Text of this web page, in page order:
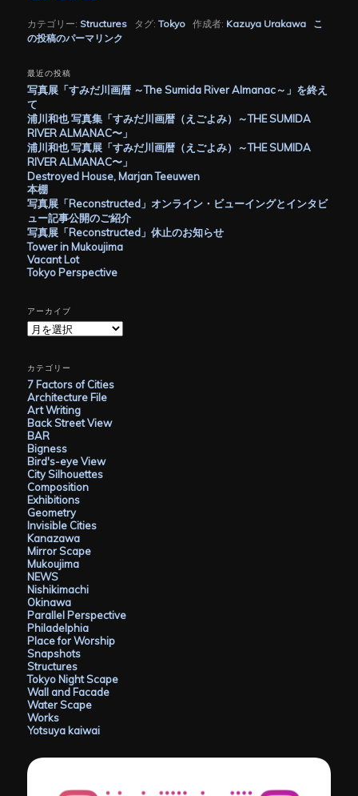
カテゴリー: Structures タグ:Tokyo 作成者: Kazuya Urakawa
こ
の投稿のパーマリンク
最近の投稿
写真展「すみだ川画暦 ～The Sumida River Almanac～」を終え
て
浦川和也 写真集「すみだ川画暦（えごよみ）～THE SUMIDA
RIVER ALMANAC〜」
浦川和也 写真展「すみだ川画暦（えごよみ）～THE SUMIDA
RIVER ALMANAC〜」
Destroyed House, Marjan Teeuwen
本棚
写真展「Reconstructed」オンライン・ビューイングとインタビ
ュー記事公開のご紹介
写真展「Reconstructed」休止のお知らせ
Tower in Mukoujima
Vacant Lot
Tokyo Perspective
アーカイブ
ア
ー
イ
ブ
カテゴリー
7 Factors of Cities
Architecture File
Art Writing
Back Street View
BAR
Bigness
Bird's-eye View
City Silhouettes
Composition
Exhibitions
Geometry
Invisible Cities
Kanazawa
Mirror Scape
Mukoujima
NEWS
Nishikimachi
Okinawa
Parallel Perspective
Philadelphia
Place for Worship
Snapshots
Structures
Tokyo Night Scape
Wall and Facade
Water Scape
Works
Yotsuya kaiwai